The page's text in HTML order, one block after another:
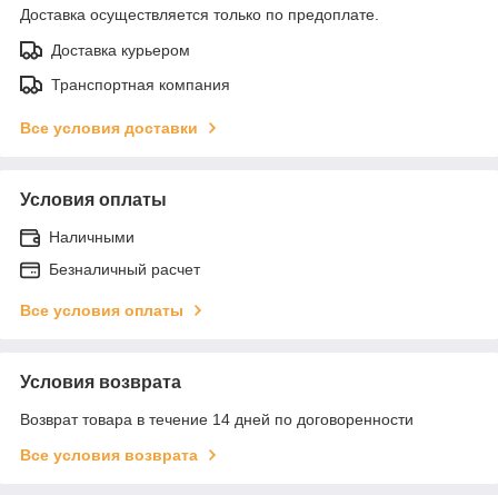
Доставка осуществляется только по предоплате.
Доставка курьером
Транспортная компания
Все условия доставки
Условия оплаты
Наличными
Безналичный расчет
Все условия оплаты
Условия возврата
Возврат товара в течение 14 дней по договоренности
Все условия возврата